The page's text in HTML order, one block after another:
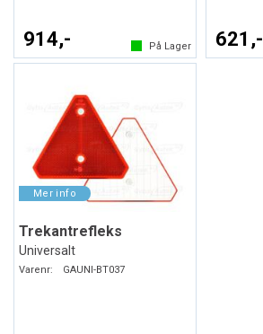
914,- På Lager 621,-
Trekantrefleks
Universalt
Varenr: GAUNI-BT037